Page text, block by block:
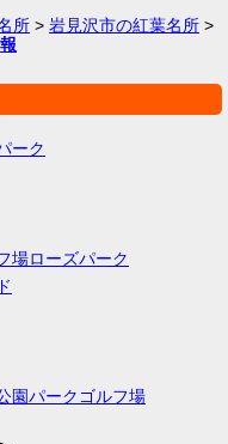
所 > 岩見沢市の紅葉名所 >
ーク
場ローズパーク
園パークゴルフ場